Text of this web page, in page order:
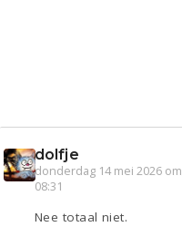
dolfje
donderdag 14 mei 2026 om
08:31
Nee totaal niet.